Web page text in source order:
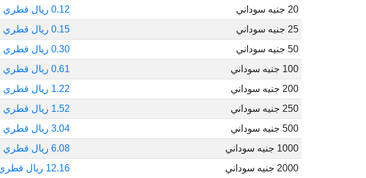
20 جنيه سوداني
0.12 ريال قطري
25 جنيه سوداني
0.15 ريال قطري
50 جنيه سوداني
0.30 ريال قطري
100 جنيه سوداني
0.61 ريال قطري
200 جنيه سوداني
1.22 ريال قطري
250 جنيه سوداني
1.52 ريال قطري
500 جنيه سوداني
3.04 ريال قطري
1000 جنيه سوداني
6.08 ريال قطري
2000 جنيه سوداني
12.16 ريال قطري